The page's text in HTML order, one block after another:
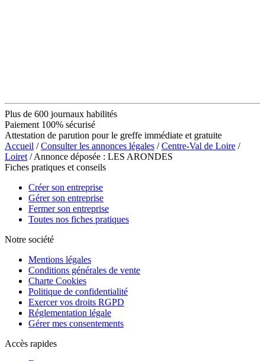
Plus de 600 journaux habilités
Paiement 100% sécurisé
Attestation de parution pour le greffe immédiate et gratuite
Accueil /Consulter les annonces légales /Centre-Val de Loire /
Loiret / Annonce déposée : LES ARONDES
Fiches pratiques et conseils
Créer son entreprise
Gérer son entreprise
Fermer son entreprise
Toutes nos fiches pratiques
Notre société
Mentions légales
Conditions générales de vente
Charte Cookies
Politique de confidentialité
Exercer vos droits RGPD
Réglementation légale
Gérer mes consentements
Accès rapides